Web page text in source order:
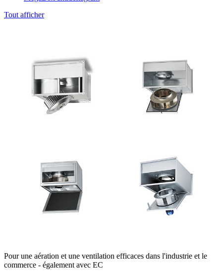
Tout afficher
Pour une aération et une ventilation efficaces dans l'industrie et le
commerce - également avec EC